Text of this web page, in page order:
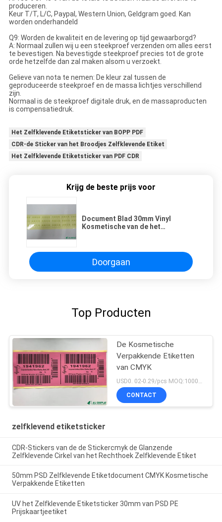
produceren.
Keur T/T, L/C, Paypal, Western Union, Geldgram goed. Kan
worden onderhandeld
Q9: Worden de kwaliteit en de levering op tijd gewaarborgd?
A: Normaal zullen wij u een steekproef verzenden om alles eerst
te bevestigen. Na bevestigde steekproef precies tot de grote
orde hetzelfde dan zal maken alsom u verzoekt.
Gelieve van nota te nemen: De kleur zal tussen de
geproduceerde steekproef en de massa lichtjes verschillend
zijn.
Normaal is de steekproef digitale druk, en de massaproducten
is compensatiedruk.
Het Zelfklevende Etiketsticker van BOPP PDF
CDR-de Sticker van het Broodjes Zelfklevende Etiket
Het Zelfklevende Etiketsticker van PDF CDR
Krijg de beste prijs voor
Document Blad 30mm Vinyl
Kosmetische van de het
Etiketdruk
Doorgaan
Top Producten
De Kosmetische
Verpakkende Etiketten
van CMYK
CONTACT
zelfklevend etiketsticker
CDR-Stickers van de de Stickercmyk de Glanzende
Zelfklevende Cirkel van het Rechthoek Zelfklevende Etiket
50mm PSD Zelfklevende Etiketdocument CMYK Kosmetische
Verpakkende Etiketten
UV het Zelfklevende Etiketsticker 30mm van PSD PE
Prijskaartjeetiket